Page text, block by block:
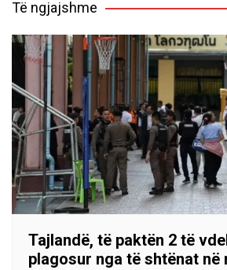
Të ngjajshme
Tajlandë, të paktën 2 të
plagosur nga të shtënat në